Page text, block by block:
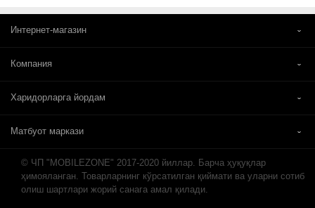
Интернет-магазин
Компания
Харидорларга йордам
Матбуот маркази
© ЧП "MOBILEZONE" 2017-2020 йиллар. Барча ҳуқуқлар
ҳимояланган. Товарларнинг кўрсатилган қиймати ва уларни сотиб
олиш шартлари жорий санага амал қилади.